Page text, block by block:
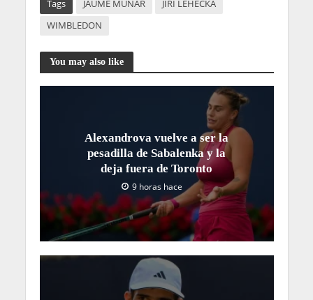
Tags JAUME MUNAR
JIRI LEHECKA
WIMBLEDON
You may also like
Alexandrova vuelve a ser la
pesadilla de Sabalenka y la
deja fuera de Toronto
9 horas hace